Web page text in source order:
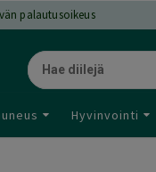
palautusoikeus
Hyvinvointi